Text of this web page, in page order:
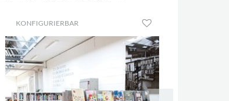
KONFIGURIERBAR